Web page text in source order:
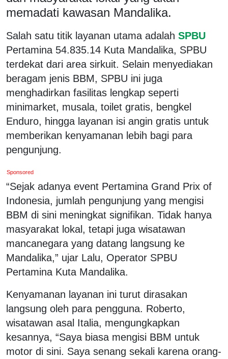
memadati kawasan Mandalika.
Salah satu titik layanan utama adalah SPBU
Pertamina 54.835.14 Kuta Mandalika, SPBU
terdekat dari area sirkuit. Selain menyediakan
beragam jenis BBM, SPBU ini juga
menghadirkan fasilitas lengkap seperti
minimarket, musala, toilet gratis, bengkel
Enduro, hingga layanan isi angin gratis untuk
memberikan kenyamanan lebih bagi para
pengunjung.
Sponsored
“Sejak adanya event Pertamina Grand Prix of
Indonesia, jumlah pengunjung yang mengisi
BBM di sini meningkat signifikan. Tidak hanya
masyarakat lokal, tetapi juga wisatawan
mancanegara yang datang langsung ke
Mandalika,” ujar Lalu, Operator SPBU
Pertamina Kuta Mandalika.
Kenyamanan layanan ini turut dirasakan
langsung oleh para pengguna. Roberto,
wisatawan asal Italia, mengungkapkan
kesannya, “Saya biasa mengisi BBM untuk
motor di sini. Saya senang sekali karena orang-